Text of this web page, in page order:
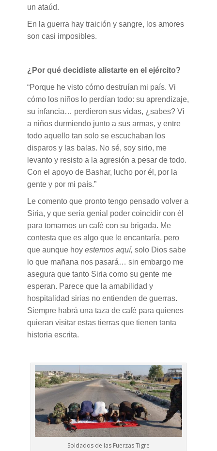
un ataúd.
En la guerra hay traición y sangre, los amores
son casi imposibles.
¿Por qué decidiste alistarte en el ejército?
“Porque he visto cómo destruían mi país. Vi
cómo los niños lo perdían todo: su aprendizaje,
su infancia… perdieron sus vidas, ¿sabes? Vi
a niños durmiendo junto a sus armas, y entre
todo aquello tan solo se escuchaban los
disparos y las balas. No sé, soy sirio, me
levanto y resisto a la agresión a pesar de todo.
Con el apoyo de Bashar, lucho por él, por la
gente y por mi país.”
Le comento que pronto tengo pensado volver a
Siria, y que sería genial poder coincidir con él
para tomarnos un café con su brigada. Me
contesta que es algo que le encantaría, pero
que aunque hoy estemos aquí, solo Dios sabe
lo que mañana nos pasará… sin embargo me
asegura que tanto Siria como su gente me
esperan. Parece que la amabilidad y
hospitalidad sirias no entienden de guerras.
Siempre habrá una taza de café para quienes
quieran visitar estas tierras que tienen tanta
historia escrita.
Soldados de las Fuerzas Tigre